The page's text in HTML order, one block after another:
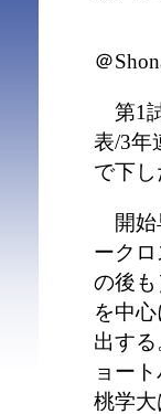
＠
第1
表/3年
で下
開始
ーク
の後
を中
出す
ョー
桃学